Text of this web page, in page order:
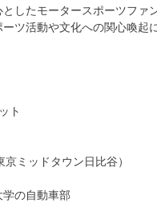
したモータースポーツファ
ツ活動や文化への関心喚起
ト
ミッドタウン日比谷）
の自動車部